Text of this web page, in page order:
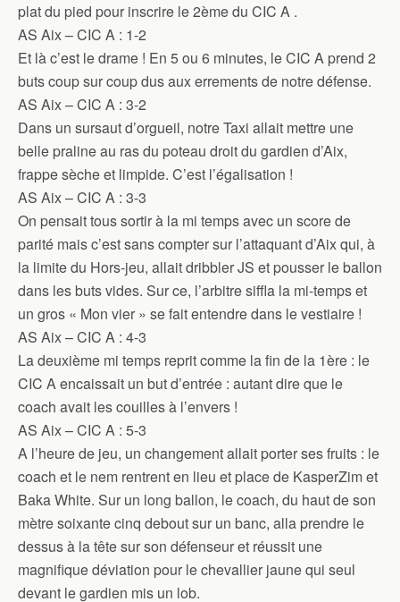
plat du pied pour inscrire le 2ème du CIC A .
AS Aix – CIC A : 1-2
Et là c’est le drame ! En 5 ou 6 minutes, le CIC A prend 2
buts coup sur coup dus aux errements de notre défense.
AS Aix – CIC A : 3-2
Dans un sursaut d’orgueil, notre Taxi allait mettre une
belle praline au ras du poteau droit du gardien d’Aix,
frappe sèche et limpide. C’est l’égalisation !
AS Aix – CIC A : 3-3
On pensait tous sortir à la mi temps avec un score de
parité mais c’est sans compter sur l’attaquant d’Aix qui, à
la limite du Hors-jeu, allait dribbler JS et pousser le ballon
dans les buts vides. Sur ce, l’arbitre siffla la mi-temps et
un gros « Mon vier » se fait entendre dans le vestiaire !
AS Aix – CIC A : 4-3
La deuxième mi temps reprit comme la fin de la 1ère : le
CIC A encaissait un but d’entrée : autant dire que le
coach avait les couilles à l’envers !
AS Aix – CIC A : 5-3
A l’heure de jeu, un changement allait porter ses fruits : le
coach et le nem rentrent en lieu et place de KasperZim et
Baka White. Sur un long ballon, le coach, du haut de son
mètre soixante cinq debout sur un banc, alla prendre le
dessus à la tête sur son défenseur et réussit une
magnifique déviation pour le chevallier jaune qui seul
devant le gardien mis un lob.